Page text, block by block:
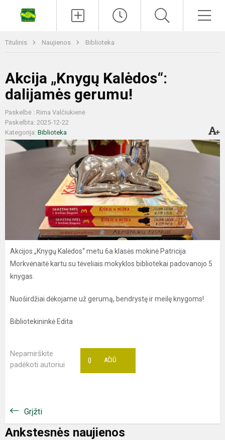
Titulinis Naujienos Biblioteka
Akcija „Knygų Kalėdos“:
dalijamės gerumu!
Paskelbė : Rima Valčiukienė
Paskelbta: 2025-12-22
Kategorija: Biblioteka
Akcijos „Knygų Kalėdos“ metu 6a klasės mokinė Patricija
Morkvėnaitė kartu su tėveliais mokyklos bibliotekai padovanojo 5
knygas.
Nuoširdžiai dėkojame už gerumą, bendrystę ir meilę knygoms!
Bibliotekininkė Edita
Nepamirškite
padėkoti autoriui
AČIŪ
0
Grįžti
Ankstesnės naujienos